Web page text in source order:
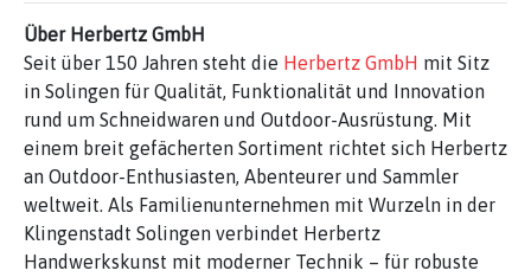
Über Herbertz GmbH
Seit über 150 Jahren steht die Herbertz GmbH mit Sitz
in Solingen für Qualität, Funktionalität und Innovation
rund um Schneidwaren und Outdoor-Ausrüstung. Mit
einem breit gefächerten Sortiment richtet sich Herbertz
an Outdoor-Enthusiasten, Abenteurer und Sammler
weltweit. Als Familienunternehmen mit Wurzeln in der
Klingenstadt Solingen verbindet Herbertz
Handwerkskunst mit moderner Technik – für robuste